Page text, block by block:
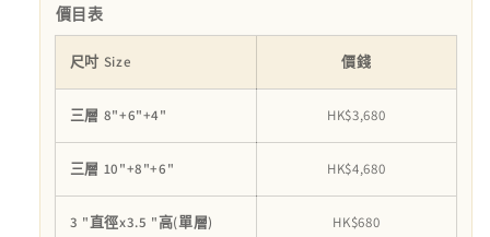
數
減
少
價目表
尺吋 Size 價錢
三層 8"+6"+4" HK$3,680
三層 10"+8"+6" HK$4,680
3 "直徑x3.5 "高(單層) HK$680